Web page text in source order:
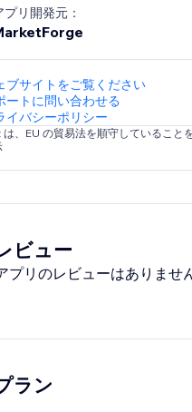
プリ開発元：
ブサイトをご覧ください
ートに問い合わせる
イバシーポリシー
、EU の貿易法を順守していること
ビュー
プリのレビューはありませ
ラン